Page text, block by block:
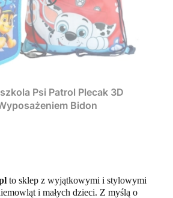
Psi Patrol Plecak 3D
Bidon
to sklep z wyjątkowymi i stylowymi
i małych dzieci. Z myślą o